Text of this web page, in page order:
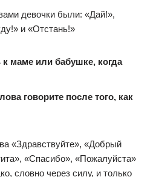
девочки были: «Дай!»,
и «Отстань!»
маме или бабушке, когда
говорите после того, как
«Здравствуйте», «Добрый
«Спасибо», «Пожалуйста»
словно через силу, и только